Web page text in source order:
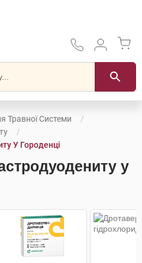
Травної Системи
У Городенці
у